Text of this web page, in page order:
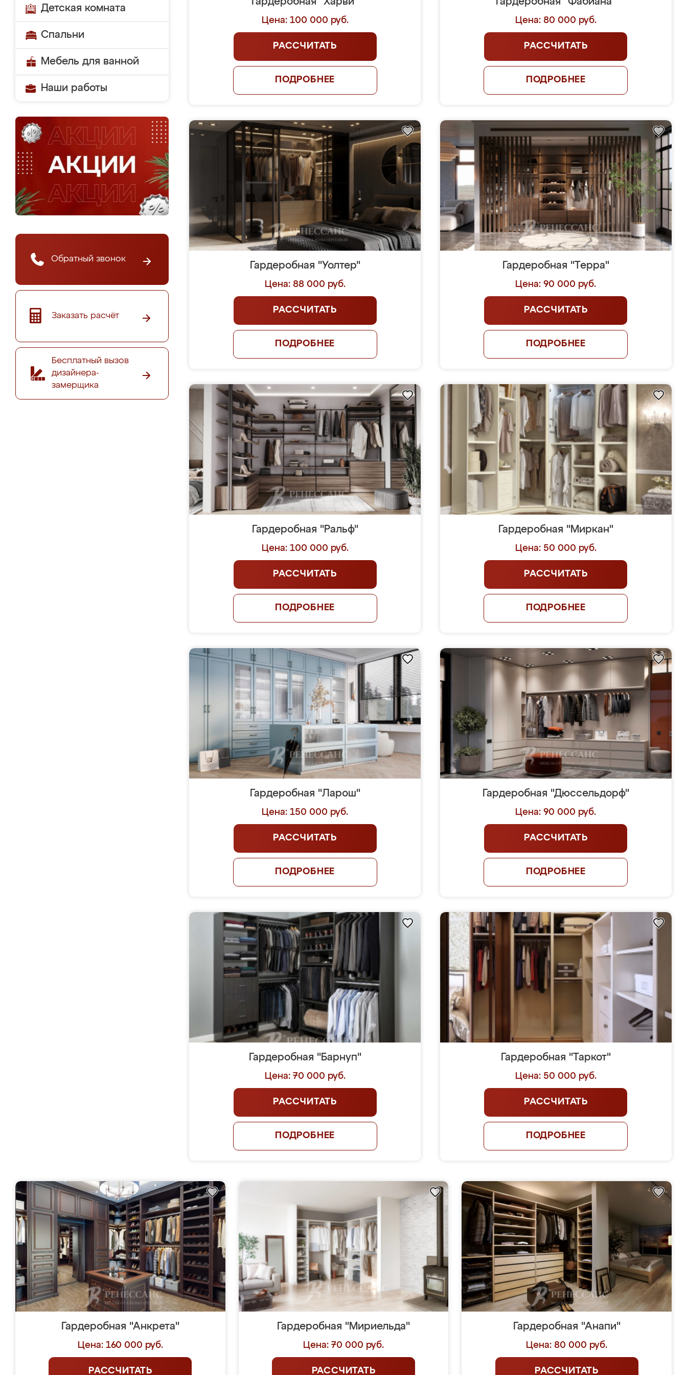
Детская комната
Спальни
Мебель для ванной
Наши работы
Обратный звонок
Заказать расчёт
Бесплатный вызов
дизайнера-
замерщика
Цена: 100 000 руб.
РАССЧИТАТЬ
ПОДРОБНЕЕ
Цена: 80 000 руб.
РАССЧИТАТЬ
ПОДРОБНЕЕ
Гардеробная "Уолтер"
Цена: 88 000 руб.
РАССЧИТАТЬ
ПОДРОБНЕЕ
Гардеробная "Терра"
Цена: 90 000 руб.
РАССЧИТАТЬ
ПОДРОБНЕЕ
Гардеробная "Ральф"
Цена: 100 000 руб.
РАССЧИТАТЬ
ПОДРОБНЕЕ
Гардеробная "Миркан"
Цена: 50 000 руб.
РАССЧИТАТЬ
ПОДРОБНЕЕ
Гардеробная "Ларош"
Цена: 150 000 руб.
РАССЧИТАТЬ
ПОДРОБНЕЕ
Гардеробная "Дюссельдорф"
Цена: 90 000 руб.
РАССЧИТАТЬ
ПОДРОБНЕЕ
Гардеробная "Барнуп"
Цена: 70 000 руб.
РАССЧИТАТЬ
ПОДРОБНЕЕ
Гардеробная "Таркот"
Цена: 50 000 руб.
РАССЧИТАТЬ
ПОДРОБНЕЕ
Гардеробная "Анкрета"
Цена: 160 000 руб.
РАССЧИТАТЬ
Гардеробная "Мириельда"
Цена: 70 000 руб.
РАССЧИТАТЬ
Гардеробная "Анапи"
Цена: 80 000 руб.
РАССЧИТАТЬ